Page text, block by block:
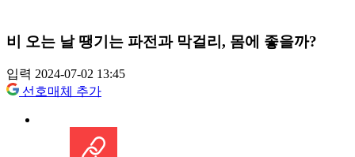
비 오는 날 땡기는 파전과 막걸리, 몸에 좋을까?
입력 2024-07-02 13:45
선호매체 추가